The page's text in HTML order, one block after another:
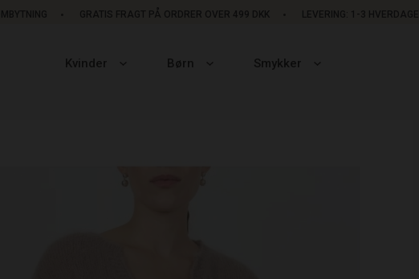
GRATIS FRAGT PÅ ORDRER OVER 499 DKK LEVERING: 1-3 HVERDAGE
Kvinder Børn Smykker